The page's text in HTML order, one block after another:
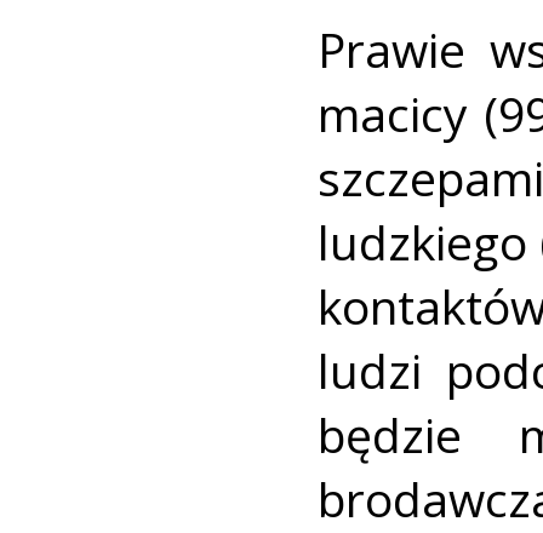
Prawie
macicy
ludzkiego
ludzi
będzie